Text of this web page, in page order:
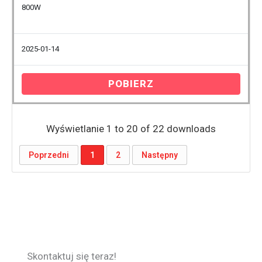
800W
2025-01-14
POBIERZ
Wyświetlanie 1 to 20 of 22 downloads
Poprzedni 1 2 Następny
Skontaktuj się teraz!